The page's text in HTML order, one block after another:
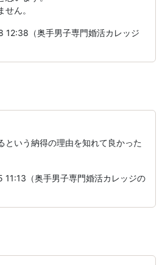
ん。
（奥手男子専門婚活カレッジ
という納得の理由を知れて良かった
（奥手男子専門婚活カレッジの